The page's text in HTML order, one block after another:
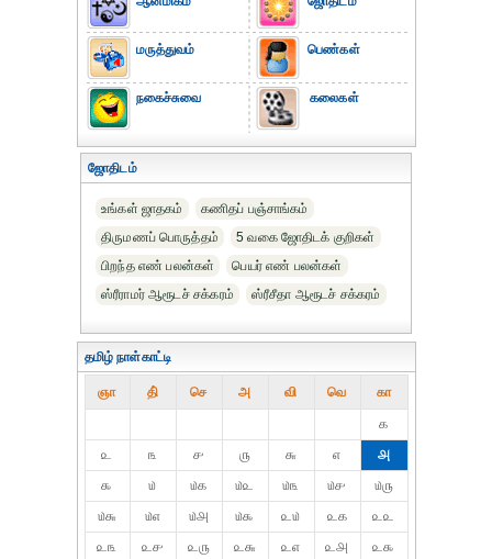
மருத்துவம்
நகைச்சுவை
பெண்கள்
கலைகள்
ஜோதிடம்
உங்கள் ஜாதகம்
கணிதப் பஞ்சாங்கம்
திருமணப் பொருத்தம்
5 வகை ஜோதிடக் குறிகள்
பிறந்த எண் பலன்கள்
பெயர் எண் பலன்கள்
ஸ்ரீராமர் ஆரூடச் சக்கரம்
ஸ்ரீசீதா ஆரூடச் சக்கரம்
தமிழ் நாள்காட்டி
ஞா தி் செ அ வி வெ கா
௧
௨
௩ ௪ ௫ ௬ ௭
௮
௯
௰ ௰௧ ௰௨ ௰௩ ௰௪
௰௫
௰௬
௰௭ ௰௮ ௰௯ ௨௰ ௨௧
௨௨
௨௩
௨௪ ௨௫ ௨௬ ௨௭ ௨௮
௨௯